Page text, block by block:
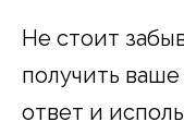
Не стоит
получить
ответ и